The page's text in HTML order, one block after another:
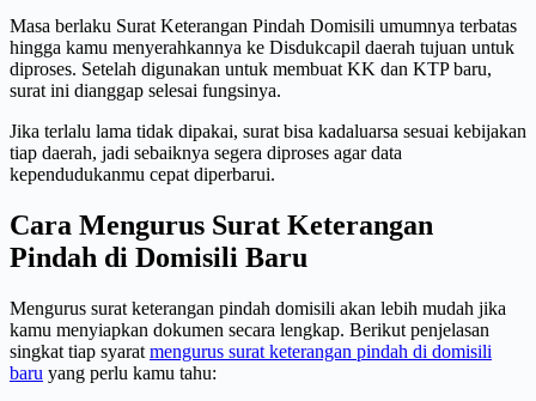
Masa berlaku Surat Keterangan Pindah Domisili umumnya terbatas
hingga kamu menyerahkannya ke Disdukcapil daerah tujuan untuk
diproses. Setelah digunakan untuk membuat KK dan KTP baru,
surat ini dianggap selesai fungsinya.
Jika terlalu lama tidak dipakai, surat bisa kadaluarsa sesuai kebijakan
tiap daerah, jadi sebaiknya segera diproses agar data
kependudukanmu cepat diperbarui.
Cara Mengurus Surat Keterangan
Pindah di Domisili Baru
Mengurus surat keterangan pindah domisili akan lebih mudah jika
kamu menyiapkan dokumen secara lengkap. Berikut penjelasan
singkat tiap syarat mengurus surat keterangan pindah di domisili
baru yang perlu kamu tahu: